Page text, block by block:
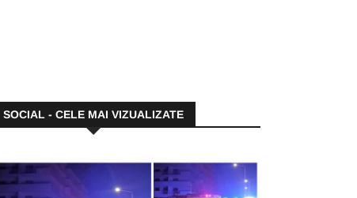
SOCIAL - CELE MAI VIZUALIZATE